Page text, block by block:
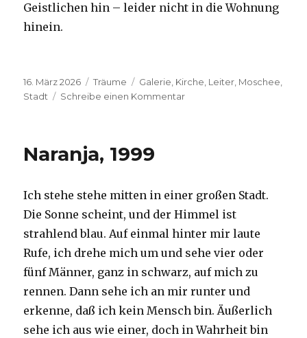
Geistlichen hin – leider nicht in die Wohnung
hinein.
Veröffentlicht
am
16. März 2026 Kategorien
Träume Schlagwörter
Galerie, Kirche, Leiter, Moschee,
Stadt
Schreibe einen Kommentarzu
Naranja, 1999
Ich stehe stehe mitten in einer großen Stadt.
Die Sonne scheint, und der Himmel ist
strahlend blau. Auf einmal hinter mir laute
Rufe, ich drehe mich um und sehe vier oder
fünf Männer, ganz in schwarz, auf mich zu
rennen. Dann sehe ich an mir runter und
erkenne, daß ich kein Mensch bin. Äußerlich
sehe ich aus wie einer, doch in Wahrheit bin